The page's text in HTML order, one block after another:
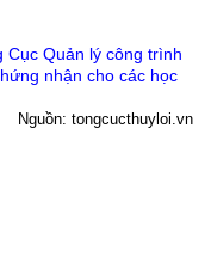
Cục Quản lý công trình
nhận cho các học
Nguồn: tongcucthuyloi.vn